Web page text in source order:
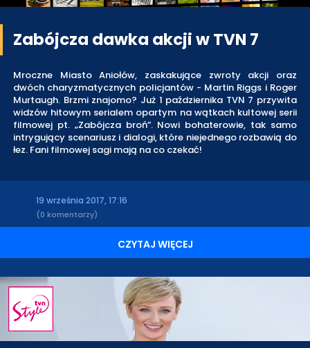
Zabójcza dawka akcji w TVN 7
Mroczne Miasto Aniołów, zaskakujące zwroty akcji oraz
dwóch charyzmatycznych policjantów - Martin Riggs i Roger
Murtaugh. Brzmi znajomo? Już 1 października TVN 7 przywita
widzów hitowym serialem opartym na wątkach kultowej serii
filmowej pt. „Zabójcza broń”. Nowi bohaterowie, tak samo
intrygujący scenariusz i dialogi, które niejednego rozbawią do
łez. Fani filmowej sagi mają na co czekać!
19 września 2017, 17:16
(0 komentarzy)
CZYTAJ WIĘCEJ